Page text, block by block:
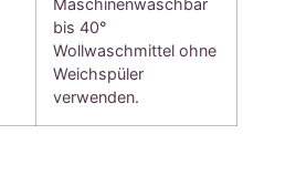
bis 40°
Wollwaschmittel ohne
Weichspüler
verwenden.